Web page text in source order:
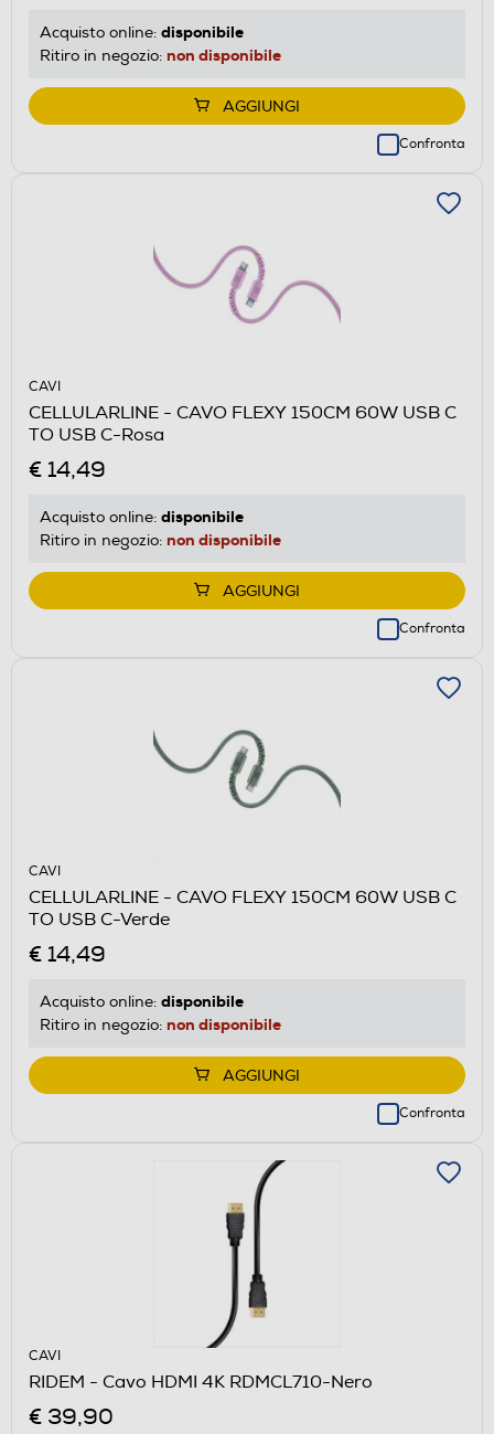
Acquisto online: disponibile
Ritiro in negozio: non disponibile
AGGIUNGI
Confronta
CAVI
CELLULARLINE - CAVO FLEXY 150CM 60W USB C
TO USB C-Rosa
€ 14,49
Acquisto online: disponibile
Ritiro in negozio: non disponibile
AGGIUNGI
Confronta
CAVI
CELLULARLINE - CAVO FLEXY 150CM 60W USB C
TO USB C-Verde
€ 14,49
Acquisto online: disponibile
Ritiro in negozio: non disponibile
AGGIUNGI
Confronta
CAVI
RIDEM - Cavo HDMI 4K RDMCL710-Nero
€ 39,90